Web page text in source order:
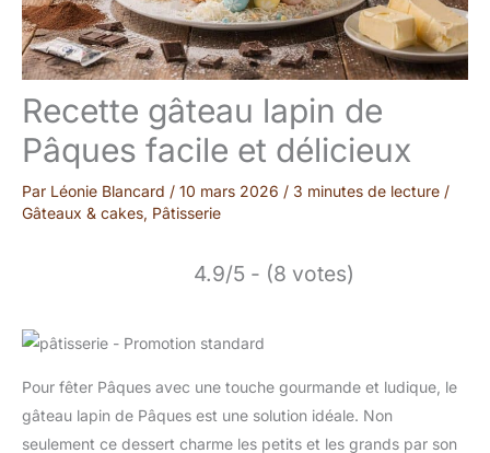
Recette gâteau lapin de
Pâques facile et délicieux
Par Léonie Blancard / 10 mars 2026 / 3 minutes de lecture /
Gâteaux & cakes, Pâtisserie
4.9/5 - (8 votes)
Pour fêter Pâques avec une touche gourmande et ludique, le
gâteau lapin de Pâques est une solution idéale. Non
seulement ce dessert charme les petits et les grands par son